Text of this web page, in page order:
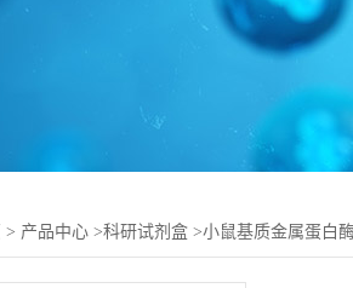
> 产品中心 >科研试剂盒 >小鼠基质金属蛋白